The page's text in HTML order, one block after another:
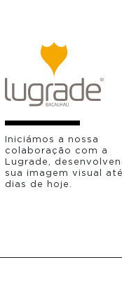
Iniciámos a nossa
colaboração com a
Lugrade,
sua imagem visual
dias de hoje.